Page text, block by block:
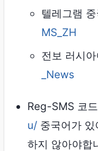
텔레그램 중
MS_ZH
전보 러시아
_News
Reg-SMS 코
u/ 중국어가
하지 않아야합